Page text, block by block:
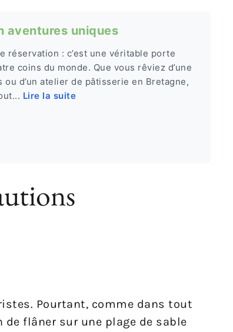
aventures uniques
réservation : c’est une véritable porte
coins du monde. Que vous rêviez d’une
d’un atelier de pâtisserie en Bretagne,
Lire la suite
Pourtant, comme dans tout
de flâner sur une plage de sable